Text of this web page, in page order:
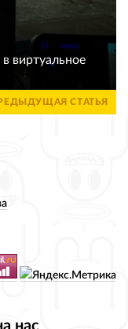
виртуальное
СТАТЬЯ
нас